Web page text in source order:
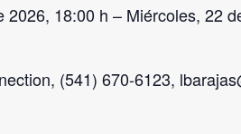
2026, 18:00 h – Miércoles, 22
(541) 670-6123,